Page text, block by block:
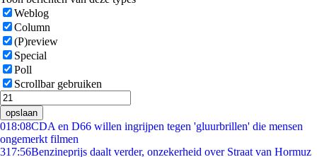
Weblog
Column
(P)review
Special
Poll
Scrollbar gebruiken
opslaan
018:08CDA en D66 willen ingrijpen tegen 'gluurbrillen' die mensen
ongemerkt filmen
317:56Benzineprijs daalt verder, onzekerheid over Straat van Hormuz